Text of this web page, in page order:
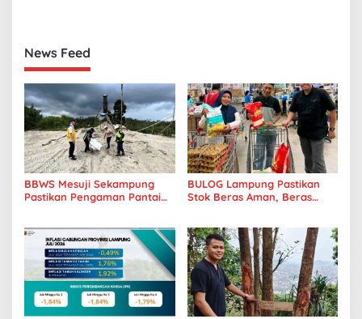
News Feed
BBWS Mesuji Sekampung
Pastikan Pengaman Pantai
BULOG Lampung Pastikan
Stok Beras Aman, Beras